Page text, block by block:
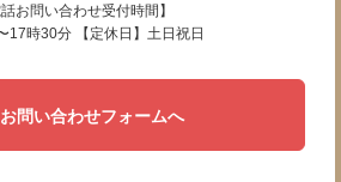
話お問い合わせ受付時間】
17時30分 【定休日】土日祝日
お問い合わせフォームへ